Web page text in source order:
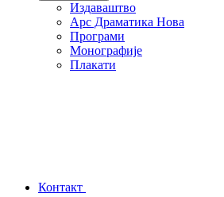
Издаваштво
Арс Драматика Нова
Програми
Монографије
Плакати
Контакт